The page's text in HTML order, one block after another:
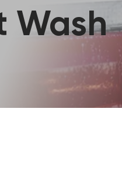
Wash